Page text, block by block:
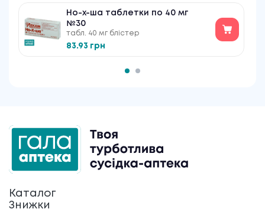
Но-х-ша таблетки по 40 мг
№30
табл. 40 мг блістер
83.93 грн
Каталог
Знижки